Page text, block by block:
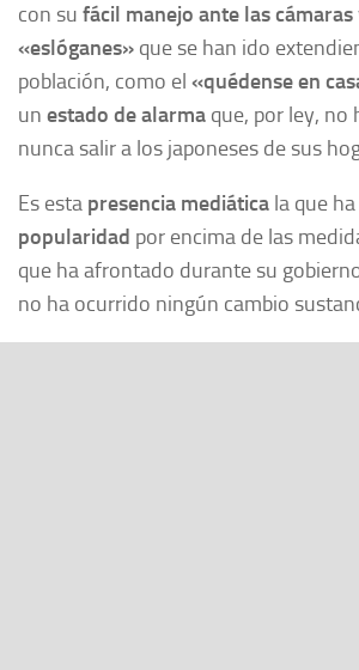
con su fácil manejo ante las cámaras
«eslóganes» que se han ido
población, como el «quédense en
un estado de alarma que, por ley, no
nunca salir a los japoneses de sus
Es esta presencia mediática la que
popularidad por encima de las
que ha afrontado durante su
no ha ocurrido ningún cambio